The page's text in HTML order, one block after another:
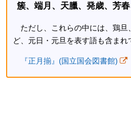
簇、端月、天臘、発歳、芳
ただし、これらの中には、鶏旦
ど、元日・元旦を表す語も含まれ
『正月揃』(国立国会図書館)